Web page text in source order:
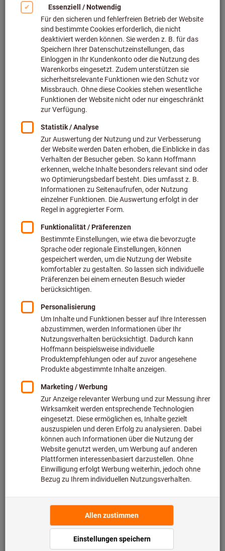
Bild zum Vergrößern anklicken
Preis pro 1 Stück (0,86 € / 1 Meter)
zzgl. Versandkosten
Netto: 36,10 €
40
280 320 400 600
Wollen Sie mehrere Varianten gleichzeitig bestellen?
Zur Schnellerfassung
In den Warenkorb
Sofort lieferbar Lieferzeit ca.1-2 Werktage
Artikel merken Artikel teilen